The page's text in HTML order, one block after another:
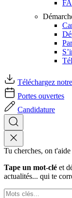
Téléchargez
Portes ouvertes
Candidature
Tu cherches, on
Tape un mot-clé et
actualités... qui te